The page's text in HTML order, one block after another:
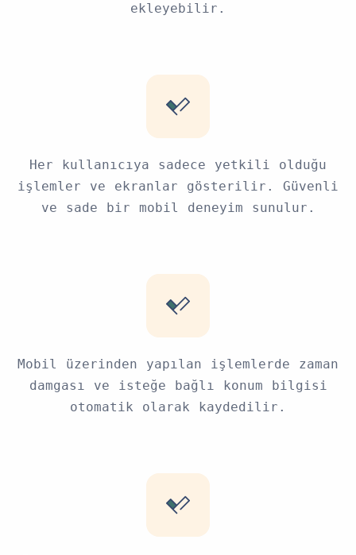
ekleyebilir.
Her kullanıcıya sadece yetkili olduğu
işlemler ve ekranlar gösterilir. Güvenli
ve sade bir mobil deneyim sunulur.
Mobil üzerinden yapılan işlemlerde zaman
damgası ve isteğe bağlı konum bilgisi
otomatik olarak kaydedilir.